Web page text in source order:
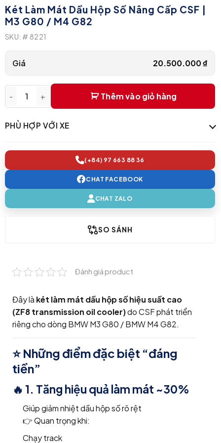
Đánh giá product
Đây là két làm mát dầu hộp số hiệu suất cao
(ZF8 transmission oil cooler)doCSFphát triển
riêng cho dòng BMW M3 G80 /BMW M4 G82.
⭐ Những điểm đặc biệt “đáng
tiền”
🔥 1. Tăng hiệu quả làm mát ~30%
Giúp giảm nhiệt dầu hộp số rõ rệt
👉 Quan trọng khi:
Chạy track
Két Làm Mát Dầu Hộp Số Nâng Cấp CSF |
M3 G80 / M4 G82
SKU: # 8221
Giá 20.500.000₫
Két làm mát dầu hộp số nâng cấp CSF | M3 G80 / M4 G82
Thêm vào giỏ hàng
PHÙ HỢP VỚI XE
(+84) 97 663 88 36
CHAT FACEBOOK
CHAT ZALO
SO SÁNH